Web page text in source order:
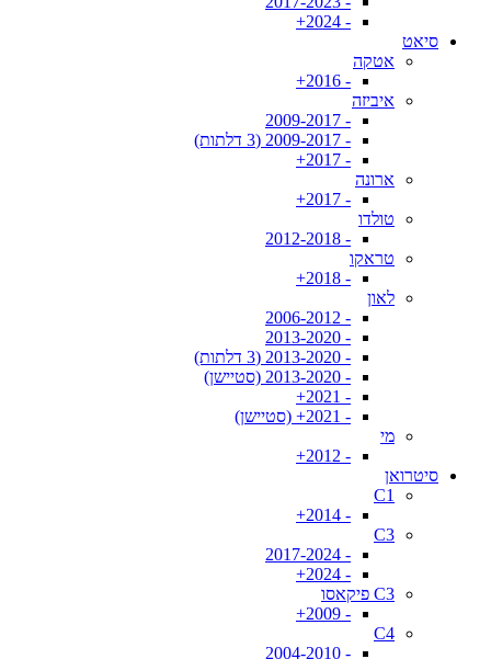
- 2024+
סיאט
אטקה
- 2016+
איביזה
- 2009-2017
- 2009-2017 (3 דלתות)
- 2017+
ארונה
- 2017+
טולדו
- 2012-2018
טראקו
- 2018+
לאון
- 2006-2012
- 2013-2020
- 2013-2020 (3 דלתות)
- 2013-2020 (סטיישן)
- 2021+
- 2021+ (סטיישן)
מי
- 2012+
סיטרואן
C1
- 2014+
C3
- 2017-2024
- 2024+
C3 פיקאסו
- 2009+
C4
- 2004-2010